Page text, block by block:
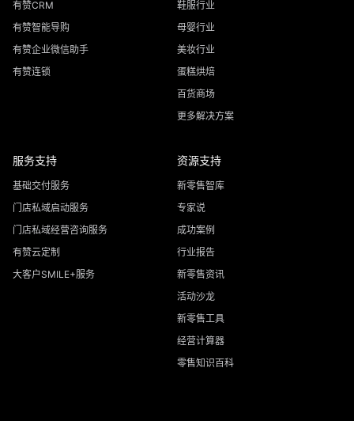
有赞CRM
有赞智能导购
有赞企业微信助手
有赞连锁
鞋服行业
母婴行业
美妆行业
蛋糕烘焙
百货商场
更多解决方案
服务支持
基础交付服务
门店私域启动服务
门店私域经营咨询服务
有赞云定制
大客户SMILE+服务
资源支持
新零售智库
专家说
成功案例
行业报告
新零售资讯
活动沙龙
新零售工具
经营计算器
零售知识百科